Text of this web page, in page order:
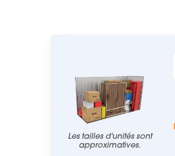
Les tailles d'unités sont
approximatives.